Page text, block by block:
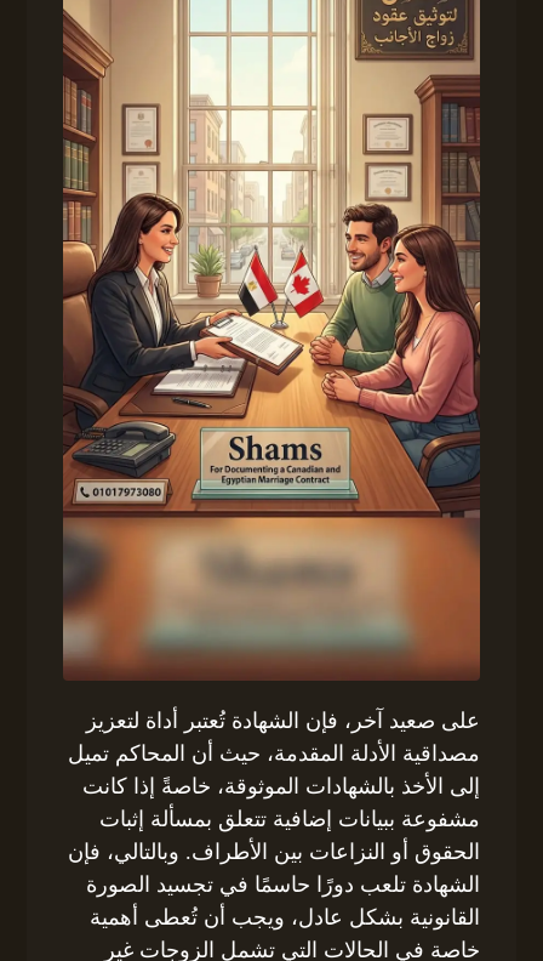
على صعيد آخر، فإن الشهادة تُعتبر أداة لتعزيز
مصداقية الأدلة المقدمة، حيث أن المحاكم تميل
إلى الأخذ بالشهادات الموثوقة، خاصةً إذا كانت
مشفوعة ببيانات إضافية تتعلق بمسألة إثبات
الحقوق أو النزاعات بين الأطراف. وبالتالي، فإن
الشهادة تلعب دورًا حاسمًا في تجسيد الصورة
القانونية بشكل عادل، ويجب أن تُعطى أهمية
خاصة في الحالات التي تشمل الزوجات غير